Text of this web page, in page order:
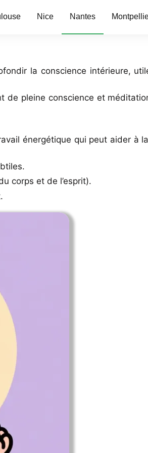
Nice Nantes
la conscience intérieure,
de pleine conscience et
énergétique qui peut aider à
corps et de l’esprit).